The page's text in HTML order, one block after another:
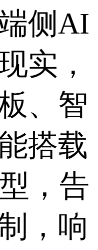
侧AI
实，
、智
搭载
，告
，响